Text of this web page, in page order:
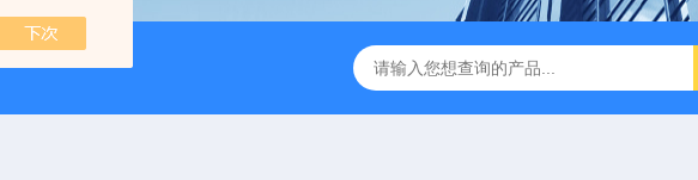
动放射性水样蒸发浓缩赶酸仪ZDGS-8 厌氧手套箱YQX-I半自动厌氧培养箱